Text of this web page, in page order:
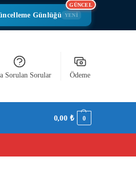
Günlüğü YENİ
GÜNCEL
Sorulan Sorular Ödeme
0,00₺ 0